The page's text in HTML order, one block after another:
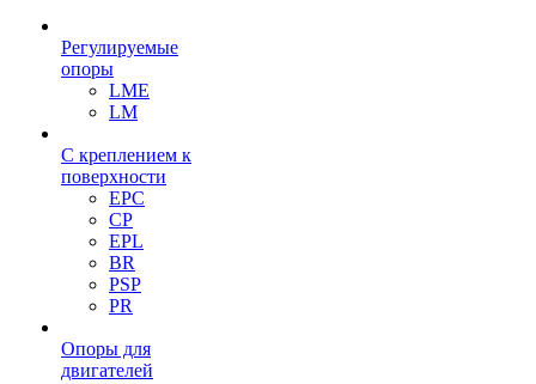
Регулируемые
опоры
LME
LM
С креплением к
поверхности
EPC
CP
EPL
BR
PSP
PR
Опоры для
двигателей